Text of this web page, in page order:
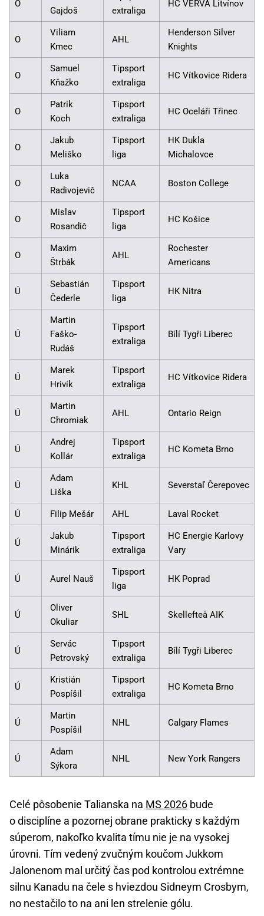
O
Gajdoš
extraliga
HC VERVA Litvínov
O
Viliam
Kmec
AHL
Henderson Silver
Knights
O
Samuel
Kňažko
Tipsport
extraliga
HC Vítkovice Ridera
O
Patrik
Koch
Tipsport
extraliga
HC Oceláři Třinec
O
Jakub
Meliško
Tipsport
liga
HK Dukla
Michalovce
O
Luka
Radivojevič
NCAA Boston College
O
Mislav
Rosandič
Tipsport
liga
HC Košice
O
Maxim
Štrbák
AHL
Rochester
Americans
Ú
Sebastián
Čederle
Tipsport
liga
HK Nitra
Ú
Martin
Faško-
Rudáš
Tipsport
extraliga
Bílí Tygři Liberec
Ú
Marek
Hrivík
Tipsport
extraliga
HC Vítkovice Ridera
Ú
Martin
Chromiak
AHL Ontario Reign
Ú
Andrej
Kollár
Tipsport
extraliga
HC Kometa Brno
Ú
Adam
Liška
KHL Severstaľ Čerepovec
Ú Filip Mešár AHL Laval Rocket
Ú
Jakub
Minárik
Tipsport
extraliga
HC Energie Karlovy
Vary
Ú Aurel Nauš
Tipsport
liga
HK Poprad
Ú
Oliver
Okuliar
SHL Skellefteå AIK
Ú
Servác
Petrovský
Tipsport
extraliga
Bílí Tygři Liberec
Ú
Kristián
Pospíšil
Tipsport
extraliga
HC Kometa Brno
Ú
Martin
Pospíšil
NHL Calgary Flames
Ú
Adam
Sýkora
NHL New York Rangers
Celé pôsobenie Talianska na MS 2026 bude
o disciplíne a pozornej obrane prakticky s každým
súperom, nakoľko kvalita tímu nie je na vysokej
úrovni. Tím vedený zvučným koučom Jukkom
Jalonenom mal určitý čas pod kontrolou extrémne
silnu Kanadu na čele s hviezdou Sidneym Crosbym,
no nestačilo to na ani len strelenie gólu.